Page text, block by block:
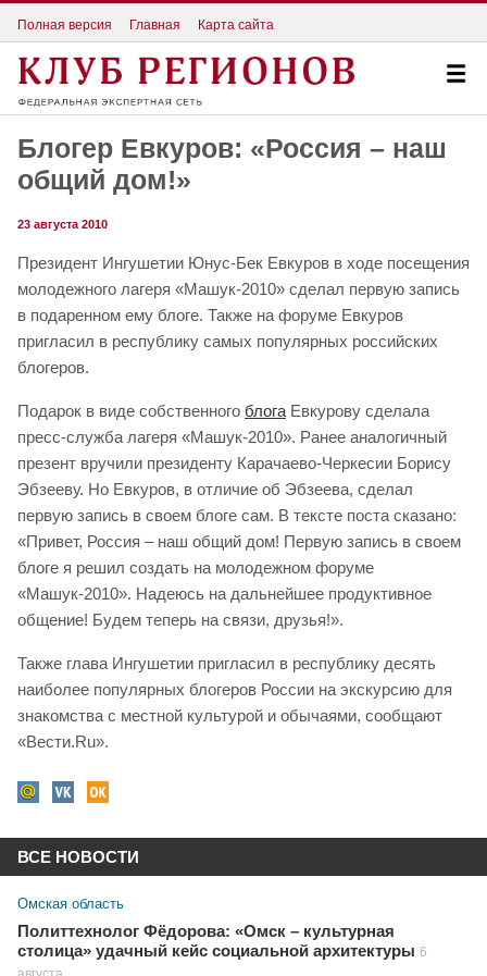
Полная версия Главная Карта сайта
Блогер Евкуров: «Россия – наш
общий дом!»
23 августа 2010
Президент Ингушетии Юнус-Бек Евкуров в ходе посещения
молодежного лагеря «Машук-2010» сделал первую запись
в подаренном ему блоге. Также на форуме Евкуров
пригласил в республику самых популярных российских
блогеров.
Подарок в виде собственного блога Евкурову сделала
пресс-служба лагеря «Машук-2010». Ранее аналогичный
презент вручили президенту Карачаево-Черкесии Борису
Эбзееву. Но Евкуров, в отличие об Эбзеева, сделал
первую запись в своем блоге сам. В тексте поста сказано:
«Привет, Россия – наш общий дом! Первую запись в своем
блоге я решил создать на молодежном форуме
«Машук-2010». Надеюсь на дальнейшее продуктивное
общение! Будем теперь на связи, друзья!».
Также глава Ингушетии пригласил в республику десять
наиболее популярных блогеров России на экскурсию для
знакомства с местной культурой и обычаями, сообщают
«Вести.Ru».
ВСЕ НОВОСТИ
Омская область
Политтехнолог Фёдорова: «Омск – культурная
столица» удачный кейс социальной архитектуры 6